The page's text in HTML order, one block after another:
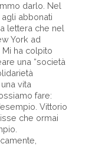
darlo. Nel
abbonati
lettera che nel
York ad
Mi ha colpito
una “società
vita
fare:
Vittorio
che ormai